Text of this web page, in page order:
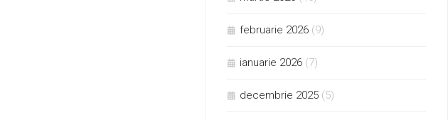
februarie 2026 (9)
ianuarie 2026 (7)
decembrie 2025 (5)